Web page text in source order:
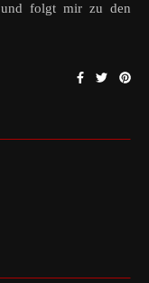
und folgt mir zu den